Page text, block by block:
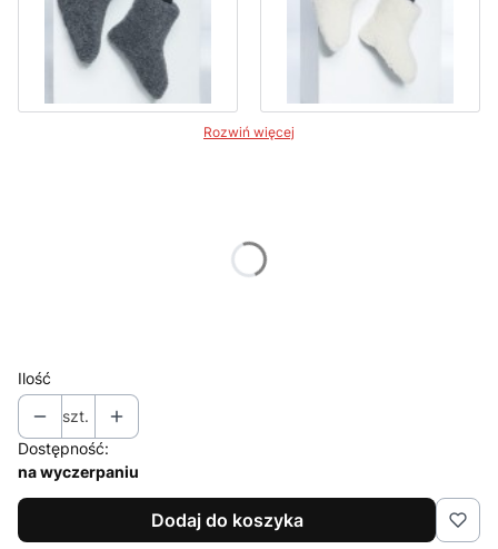
Rozwiń więcej
Ilość
szt.
Dostępność:
na wyczerpaniu
Dodaj do koszyka